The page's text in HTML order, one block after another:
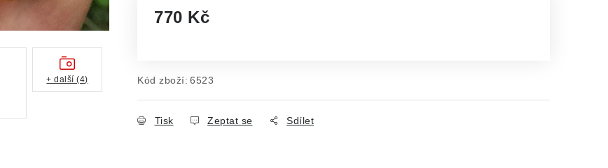
770 Kč
Kód zboží: 6523
Tisk Zeptat se Sdílet
+ další (4)